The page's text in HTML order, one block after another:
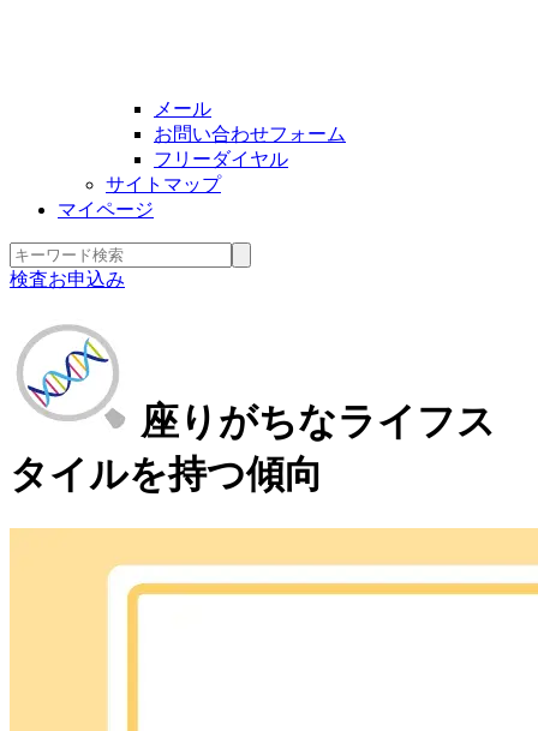
メール
お問い合わせフォーム
フリーダイヤル
サイトマップ
マイページ
検査お申込み
座りがちなライフス
タイルを持つ傾向